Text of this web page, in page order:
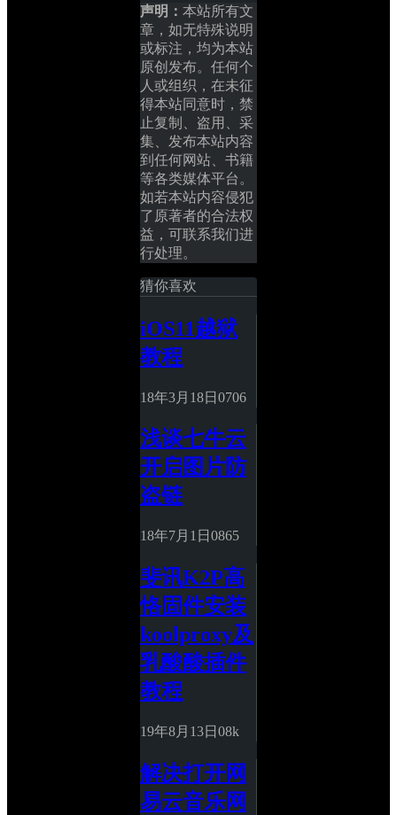
声明： 本站所有文
章，如无特殊说明
或标注，均为本站
原创发布。任何个
人或组织，在未征
得本站同意时，禁
止复制、盗用、采
集、发布本站内容
到任何网站、书籍
等各类媒体平台。
如若本站内容侵犯
了原著者的合法权
益，可联系我们进
行处理。
猜你喜欢
iOS11越狱
教程
18年3月18日 0706
浅谈七牛云
开启图片防
盗链
18年7月1日 0865
斐讯K2P高
恪固件安装
koolproxy及
乳酸酸插件
教程
19年8月13日 08k
解决打开网
易云音乐网